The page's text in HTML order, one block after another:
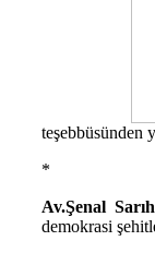
teşebbüsünden
*
Av.Şenal
demokrasi